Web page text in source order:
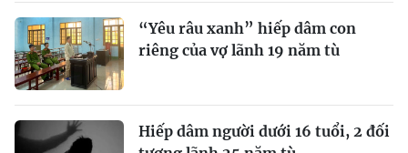
“Yêu râu xanh” hiếp dâm con
riêng của vợ lãnh 19 năm tù
Hiếp dâm người dưới 16 tuổi, 2 đối